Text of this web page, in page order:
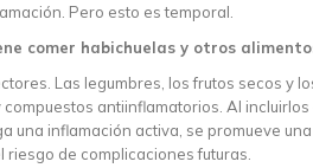
Pero esto es temporal.
comer habichuelas y otros
Las legumbres, los frutos secos y
antiinflamatorios. Al
una inflamación activa, se promueve
de complicaciones futuras.